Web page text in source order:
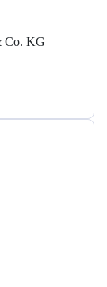
Co. KG